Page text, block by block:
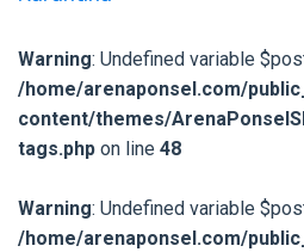
Warning: Undefined variable
/home/arenaponsel.com/
content/themes/
tags.php on line 48
Warning: Undefined variable
/home/arenaponsel.com/